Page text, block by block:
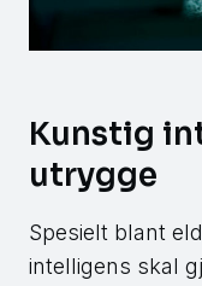
Kunstig
utrygge
Spesielt blant
intelligens skal